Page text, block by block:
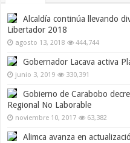
Alcaldía continúa llevando
Libertador 2018
agosto 13, 2018 444,744
Gobernador Lacava activa
junio 3, 2019 330,391
Gobierno de Carabobo
Regional No Laborable
noviembre 10, 2017 63,382
Alimca avanza en